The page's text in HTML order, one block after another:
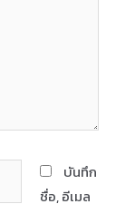
บันทึก
ชื่อ, อีเมล